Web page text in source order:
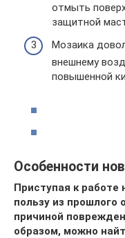
отмыть
защитной
Мозаика
внешнему
повышенной
Особенности
Приступая к
пользу из прошлого
причиной
образом, можно